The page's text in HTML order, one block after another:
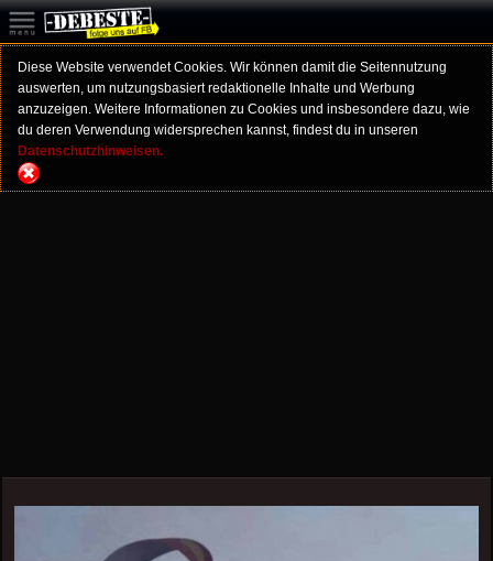
Diese Website verwendet Cookies. Wir können damit die Seitennutzung
auswerten, um nutzungsbasiert redaktionelle Inhalte und Werbung
anzuzeigen. Weitere Informationen zu Cookies und insbesondere dazu, wie
du deren Verwendung widersprechen kannst, findest du in unseren
Datenschutzhinweisen.